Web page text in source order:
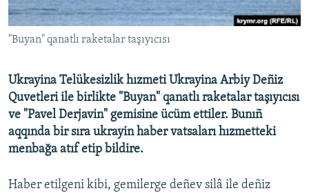
Українською
QOŞULIÑIZ!
RFE/RS bütün saytları
"Buyan" qanatlı raketalar taşıyıcısı
Ukrayina Telükesizlik hızmeti Ukrayina Arbiy Deñiz
Quvetleri ile birlikte "Buyan" qanatlı raketalar taşıyıcısı
ve "Pavel Derjavin" gemisine ücüm ettiler. Bunıñ
aqqında bir sıra ukrayin haber vatsaları hızmetteki
menbağa atıf etip bildire.
Haber etilgeni kibi, gemilerge deñev silâ ile deñiz